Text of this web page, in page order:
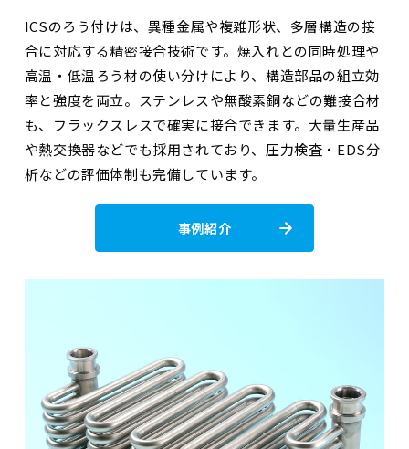
ICSのろう付けは、異種金属や複雑形状、多層構造の接
合に対応する精密接合技術です。焼入れとの同時処理や
高温・低温ろう材の使い分けにより、構造部品の組立効
率と強度を両立。ステンレスや無酸素銅などの難接合材
も、フラックスレスで確実に接合できます。大量生産品
や熱交換器などでも採用されており、圧力検査・EDS分
析などの評価体制も完備しています。
事例紹介